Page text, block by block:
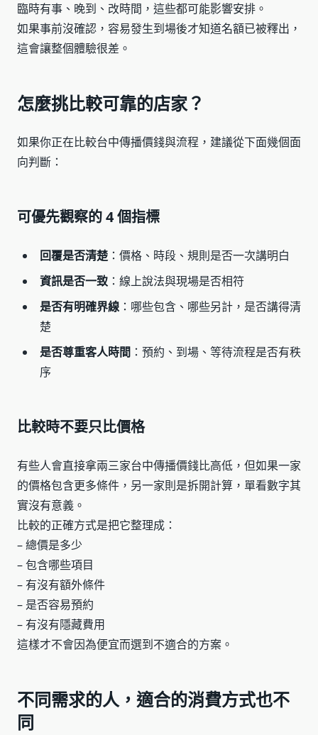
臨時有事、晚到、改時間，這些都可能影響安排。
如果事前沒確認，容易發生到場後才知道名額已被釋出，
這會讓整個體驗很差。
怎麼挑比較可靠的店家？
如果你正在比較台中傳播價錢與流程，建議從下面幾個面
向判斷：
可優先觀察的 4 個指標
回覆是否清楚 ：價格、時段、規則是否一次講明白
資訊是否一致 ：線上說法與現場是否相符
是否有明確界線 ：哪些包含、哪些另計，是否講得清
楚
是否尊重客人時間 ：預約、到場、等待流程是否有秩
序
比較時不要只比價格
有些人會直接拿兩三家台中傳播價錢比高低，但如果一家
的價格包含更多條件，另一家則是拆開計算，單看數字其
實沒有意義。
比較的正確方式是把它整理成：
– 總價是多少
– 包含哪些項目
– 有沒有額外條件
– 是否容易預約
– 有沒有隱藏費用
這樣才不會因為便宜而選到不適合的方案。
不同需求的人，適合的消費方式也不
同